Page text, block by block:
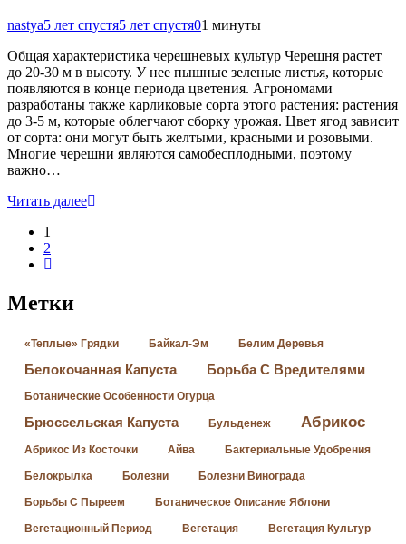
nastya5 лет спустя5 лет спустя01 минуты
Общая характеристика черешневых культур Черешня растет
до 20-30 м в высоту. У нее пышные зеленые листья, которые
появляются в конце периода цветения. Агрономами
разработаны также карликовые сорта этого растения: растения
до 3-5 м, которые облегчают сборку урожая. Цвет ягод зависит
от сорта: они могут быть желтыми, красными и розовыми.
Многие черешни являются самобесплодными, поэтому
важно…
Читать далее
1
2
Метки
«Теплые» Грядки Байкал-Эм Белим Деревья
Белокочанная Капуста Борьба С Вредителями
Ботанические Особенности Огурца
Брюссельская Капуста Бульденеж Абрикос
Абрикос Из Косточки Айва Бактериальные Удобрения
Белокрылка Болезни Болезни Винограда
Борьбы С Пыреем Ботаническое Описание Яблони
Вегетационный Период Вегетация Вегетация Культур